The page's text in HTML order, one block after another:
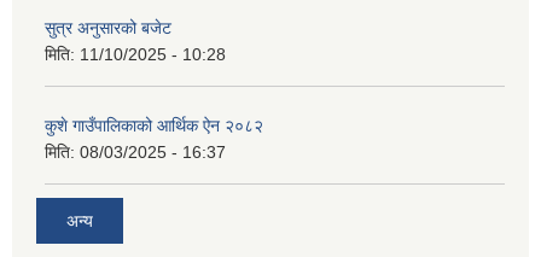
सुत्र अनुसारको बजेट
मिति: 11/10/2025 - 10:28
कुशे गाउँपालिकाको आर्थिक ऐन २०८२
मिति: 08/03/2025 - 16:37
अन्य